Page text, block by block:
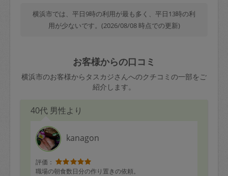
横浜市では、平日9時の利用が最も多く、平日13時の利
用が少ないです。(2026/08/08 時点での更新)
お客様からの口コミ
横浜市のお客様からタスカジさんへのクチコミの一部をご
紹介します。
40代 男性より
kanagon
評価：
職場の朝食数日分の作り置きの依頼。